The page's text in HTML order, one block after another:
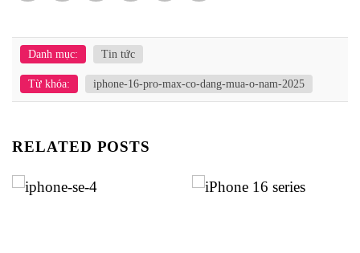
Danh mục: Tin tức
Từ khóa: iphone-16-pro-max-co-dang-mua-o-nam-2025
RELATED POSTS